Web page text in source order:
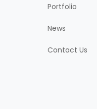
Portfolio
News
Contact Us